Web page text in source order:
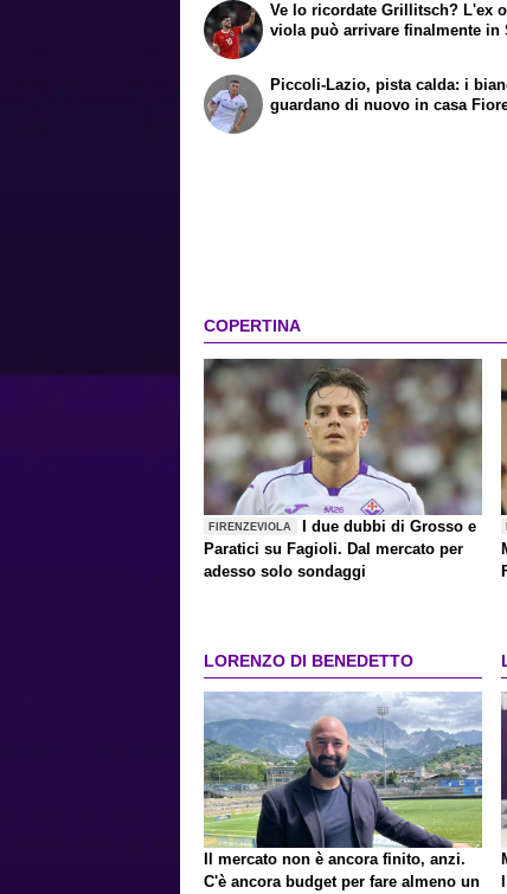
Ve lo ricordate Grillitsch? L'ex
viola può arrivare finalmente in
Piccoli-Lazio, pista calda: i
guardano di nuovo in casa
COPERTINA
FIRENZEVIOLA
I due dubbi di Grosso e
Paratici su Fagioli. Dal mercato per
adesso solo sondaggi
LORENZO DI BENEDETTO
Il mercato non è ancora finito, anzi.
C'è ancora budget per fare almeno un